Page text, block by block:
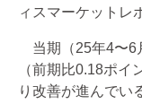
ィスマーケットレ
当期（25年4〜6
（前期比0.18ポ
り改善が進んでい